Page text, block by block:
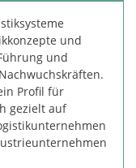
und
und
Profil für
gezielt auf